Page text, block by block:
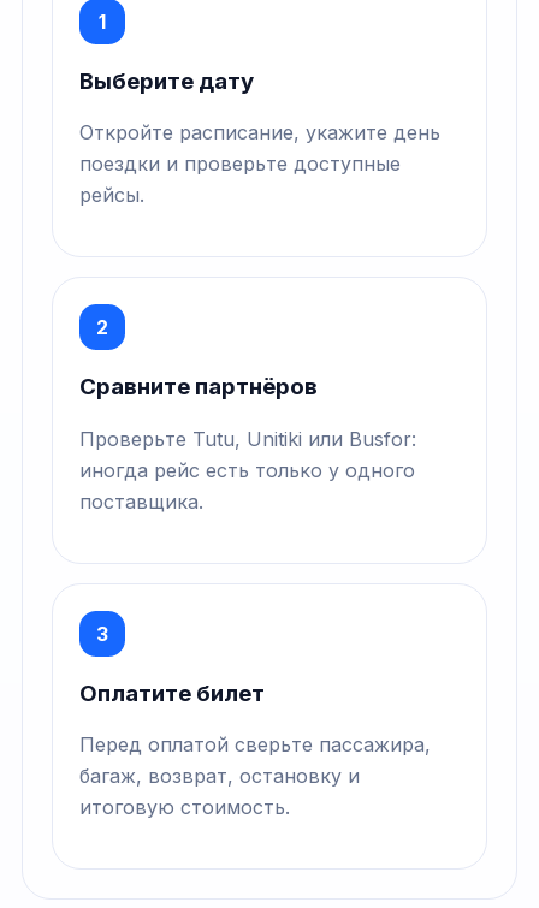
1
Выберите дату
Откройте расписание, укажите день
поездки и проверьте доступные
рейсы.
2
Сравните партнёров
Проверьте Tutu, Unitiki или Busfor:
иногда рейс есть только у одного
поставщика.
3
Оплатите билет
Перед оплатой сверьте пассажира,
багаж, возврат, остановку и
итоговую стоимость.